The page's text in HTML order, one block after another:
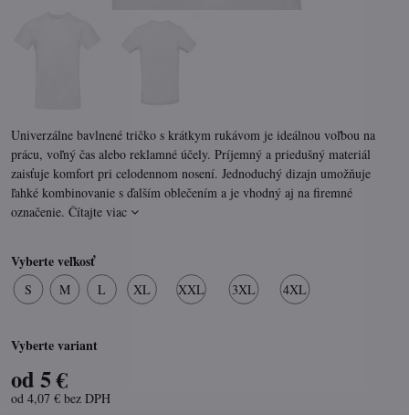
Univerzálne bavlnené tričko s krátkym rukávom je ideálnou voľbou na
prácu, voľný čas alebo reklamné účely. Príjemný a priedušný materiál
zaisťuje komfort pri celodennom nosení. Jednoduchý dizajn umožňuje
ľahké kombinovanie s ďalším oblečením a je vhodný aj na firemné
označenie. Čítajte viac
Vyberte veľkosť
S M L XL XXL 3XL 4XL
Vyberte variant
od 5 €
od 4,07 € bez DPH